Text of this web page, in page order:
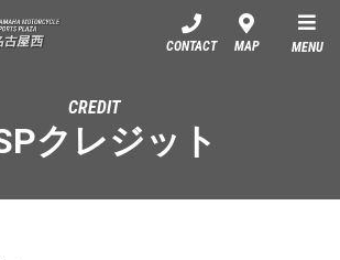
CONTACT MAP MENU
CREDIT
クレジット